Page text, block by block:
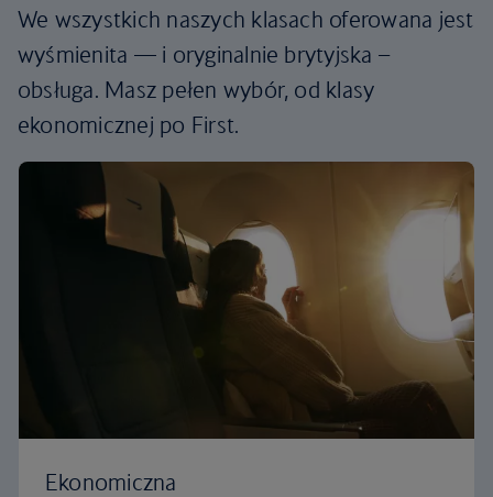
We wszystkich naszych klasach oferowana jest
wyśmienita — i oryginalnie brytyjska –
obsługa. Masz pełen wybór, od klasy
ekonomicznej po First.
Ekonomiczna